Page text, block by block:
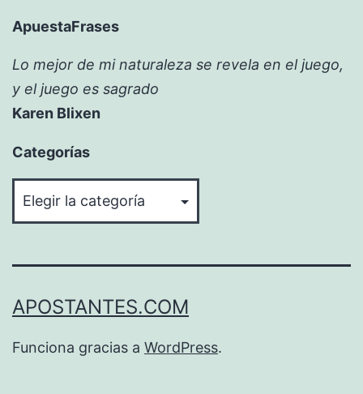
ApuestaFrases
Lo mejor de mi naturaleza se revela en el juego,
y el juego es sagrado
Karen Blixen
Categorías
APOSTANTES.COM
Funciona gracias a WordPress.